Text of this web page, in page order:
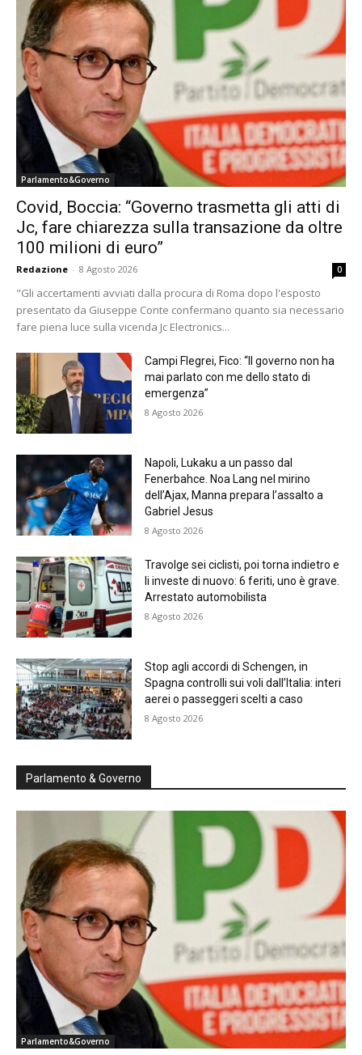
Parlamento&Governo
Covid, Boccia: “Governo trasmetta gli atti di
Jc, fare chiarezza sulla transazione da oltre
100 milioni di euro”
Redazione - 8 Agosto 2026 0
"Gli accertamenti avviati dalla procura di Roma dopo l'esposto
presentato da Giuseppe Conte confermano quanto sia necessario
fare piena luce sulla vicenda Jc Electronics...
Campi Flegrei, Fico: “Il governo non ha
mai parlato con me dello stato di
emergenza”
8 Agosto 2026
Napoli, Lukaku a un passo dal
Fenerbahce. Noa Lang nel mirino
dell’Ajax, Manna prepara l’assalto a
Gabriel Jesus
8 Agosto 2026
Travolge sei ciclisti, poi torna indietro e
li investe di nuovo: 6 feriti, uno è grave.
Arrestato automobilista
8 Agosto 2026
Stop agli accordi di Schengen, in
Spagna controlli sui voli dall’Italia: interi
aerei o passeggeri scelti a caso
8 Agosto 2026
Parlamento & Governo
Parlamento&Governo